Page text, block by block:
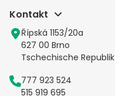
Kontakt
Řípská 1153/20a
627 00 Brno
Tschechische Republik
777 923 524
515 919 695